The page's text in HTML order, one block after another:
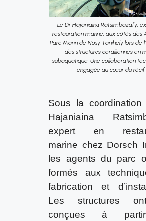
Le Dr Hajaniaina Ratsimbazafy,
restauration marine, aux côtés des
Parc Marin de Nosy Tanihely lors de
des structures coralliennes en
subaquatique. Une collaboration
engagée au cœur du récif.
Sous la
Hajaniaina
expert en
marine chez Dorsch
les agents du parc
formés aux
fabrication et
Les structures
conçues à